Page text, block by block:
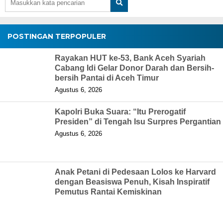
POSTINGAN TERPOPULER
Rayakan HUT ke-53, Bank Aceh Syariah
Cabang Idi Gelar Donor Darah dan Bersih-
bersih Pantai di Aceh Timur
Agustus 6, 2026
Kapolri Buka Suara: “Itu Prerogatif
Presiden” di Tengah Isu Surpres Pergantian
Agustus 6, 2026
Anak Petani di Pedesaan Lolos ke Harvard
dengan Beasiswa Penuh, Kisah Inspiratif
Pemutus Rantai Kemiskinan